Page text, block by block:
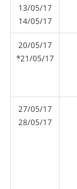
13/05/17
14/05/17
20/05/17
*21/05/17
27/05/17
28/05/17